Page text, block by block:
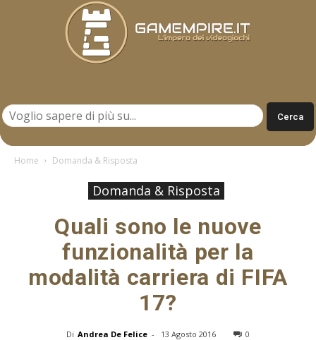
Home Domanda & Risposta
Domanda & Risposta
Quali sono le nuove
funzionalità per la
modalità carriera di FIFA
17?
Di Andrea De Felice - 13 Agosto 2016 0